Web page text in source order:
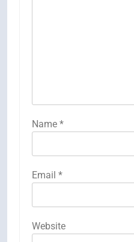
Name *
Email *
Website